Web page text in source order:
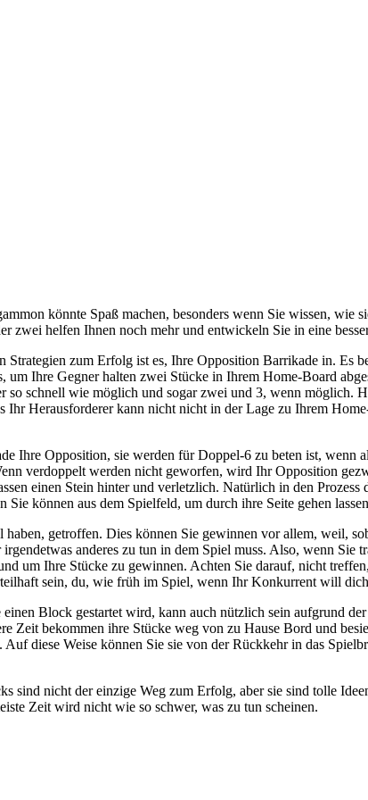
könnte Spaß machen, besonders wenn Sie wissen,
zwei helfen Ihnen noch mehr und entwickeln Sie in eine
Strategien zum Erfolg ist es, Ihre Opposition Barrikade in.
um Ihre Gegner halten zwei Stücke in Ihrem Home-Board
so schnell wie möglich und sogar zwei und 3, wenn möglich.
Ihr Herausforderer kann nicht nicht in der Lage zu Ihrem
Ihre Opposition, sie werden für Doppel-6 zu beten ist, wenn
verdoppelt werden nicht geworfen, wird Ihr Opposition
einen Stein hinter und verletzlich. Natürlich in den
Sie können aus dem Spielfeld, um durch ihre Seite gehen
haben, getroffen. Dies können Sie gewinnen vor allem, weil,
anderes zu tun in dem Spiel muss. Also, wenn
um Ihre Stücke zu gewinnen. Achten Sie darauf, nicht
sein, du, wie früh im Spiel, wenn Ihr Konkurrent will
Block gestartet wird, kann auch nützlich sein aufgrund
Zeit bekommen ihre Stücke weg von zu Hause Bord und
Auf diese Weise können Sie sie von der Rückkehr in das
sind nicht der einzige Weg zum Erfolg, aber sie sind tolle
Zeit wird nicht wie so schwer, was zu tun scheinen.